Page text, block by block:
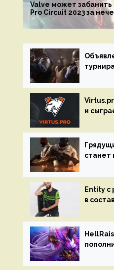
Valve может
Pro Circuit 2023 за
и
станет
Entity с
в